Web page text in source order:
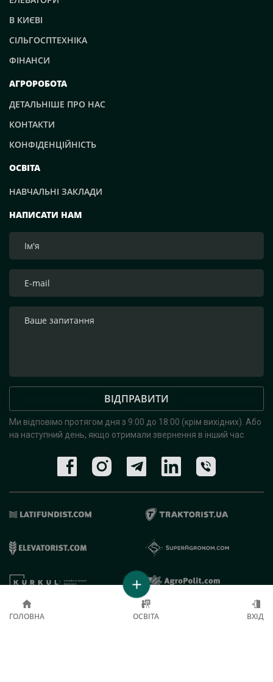
НАПИСАТИ НАМ
ВІДПРАВИТИ
Ми відповімо протягом дня з 9:00 до 18:00 (крім вихідних). Або
на наступний день, якщо отримали звернення в інший час.
В КИЄВІ
СІЛЬГОСПТЕХНІКА
ФІНАНСИ
АГРОРОБОТА
ДЕТАЛЬНІШЕ ПРО НАС
КОНТАКТИ
КОНФІДЕНЦІЙНІСТЬ
ОСВІТА
НАВЧАЛЬНІ ЗАКЛАДИ
© 2019 - 2026 AgroRobota. Всі права захищені.
ГОЛОВНА ОСВІТА ВХІД